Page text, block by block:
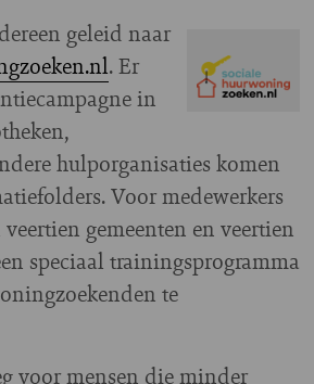
Image
geleid naar
. Er
in
hulporganisaties komen
Voor medewerkers
gemeenten en veertien
speciaal trainingsprogramma
te
voor mensen die minder